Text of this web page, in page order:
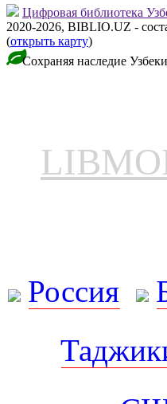
Цифровая библиотека
2020-2026, BIBLIO.UZ -
(открыть карту)
Сохраняя наследие
Россия